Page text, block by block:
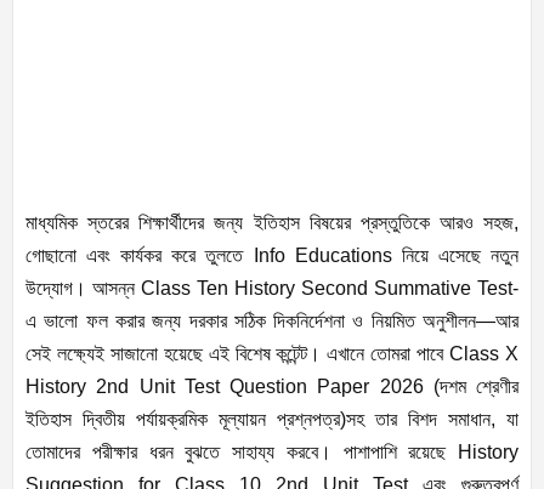
মাধ্যমিক স্তরের শিক্ষার্থীদের জন্য ইতিহাস বিষয়ের প্রস্তুতিকে আরও সহজ,
গোছানো এবং কার্যকর করে তুলতে Info Educations নিয়ে এসেছে নতুন
উদ্যোগ। আসন্ন Class Ten History Second Summative Test-
এ ভালো ফল করার জন্য দরকার সঠিক দিকনির্দেশনা ও নিয়মিত অনুশীলন—আর
সেই লক্ষ্যেই সাজানো হয়েছে এই বিশেষ কন্টেন্ট। এখানে তোমরা পাবে Class X
History 2nd Unit Test Question Paper 2026 (দশম শ্রেণীর
ইতিহাস দ্বিতীয় পর্যায়ক্রমিক মূল্যায়ন প্রশ্নপত্র)সহ তার বিশদ সমাধান, যা
তোমাদের পরীক্ষার ধরন বুঝতে সাহায্য করবে। পাশাপাশি রয়েছে History
Suggestion for Class 10 2nd Unit Test এবং গুরুত্বপূর্ণ